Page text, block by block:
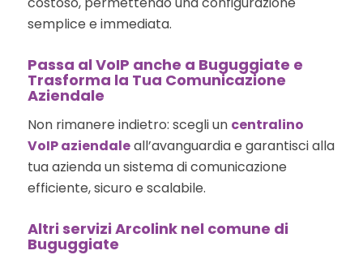
semplice e immediata.
Passa al VoIP anche a Buguggiate e
Trasforma la Tua Comunicazione
Aziendale
Non rimanere indietro: scegli un centralino
VoIP aziendaleall’avanguardia e garantisci alla
tua azienda un sistema di comunicazione
efficiente, sicuro e scalabile.
Altri servizi Arcolink nel comune di
Buguggiate